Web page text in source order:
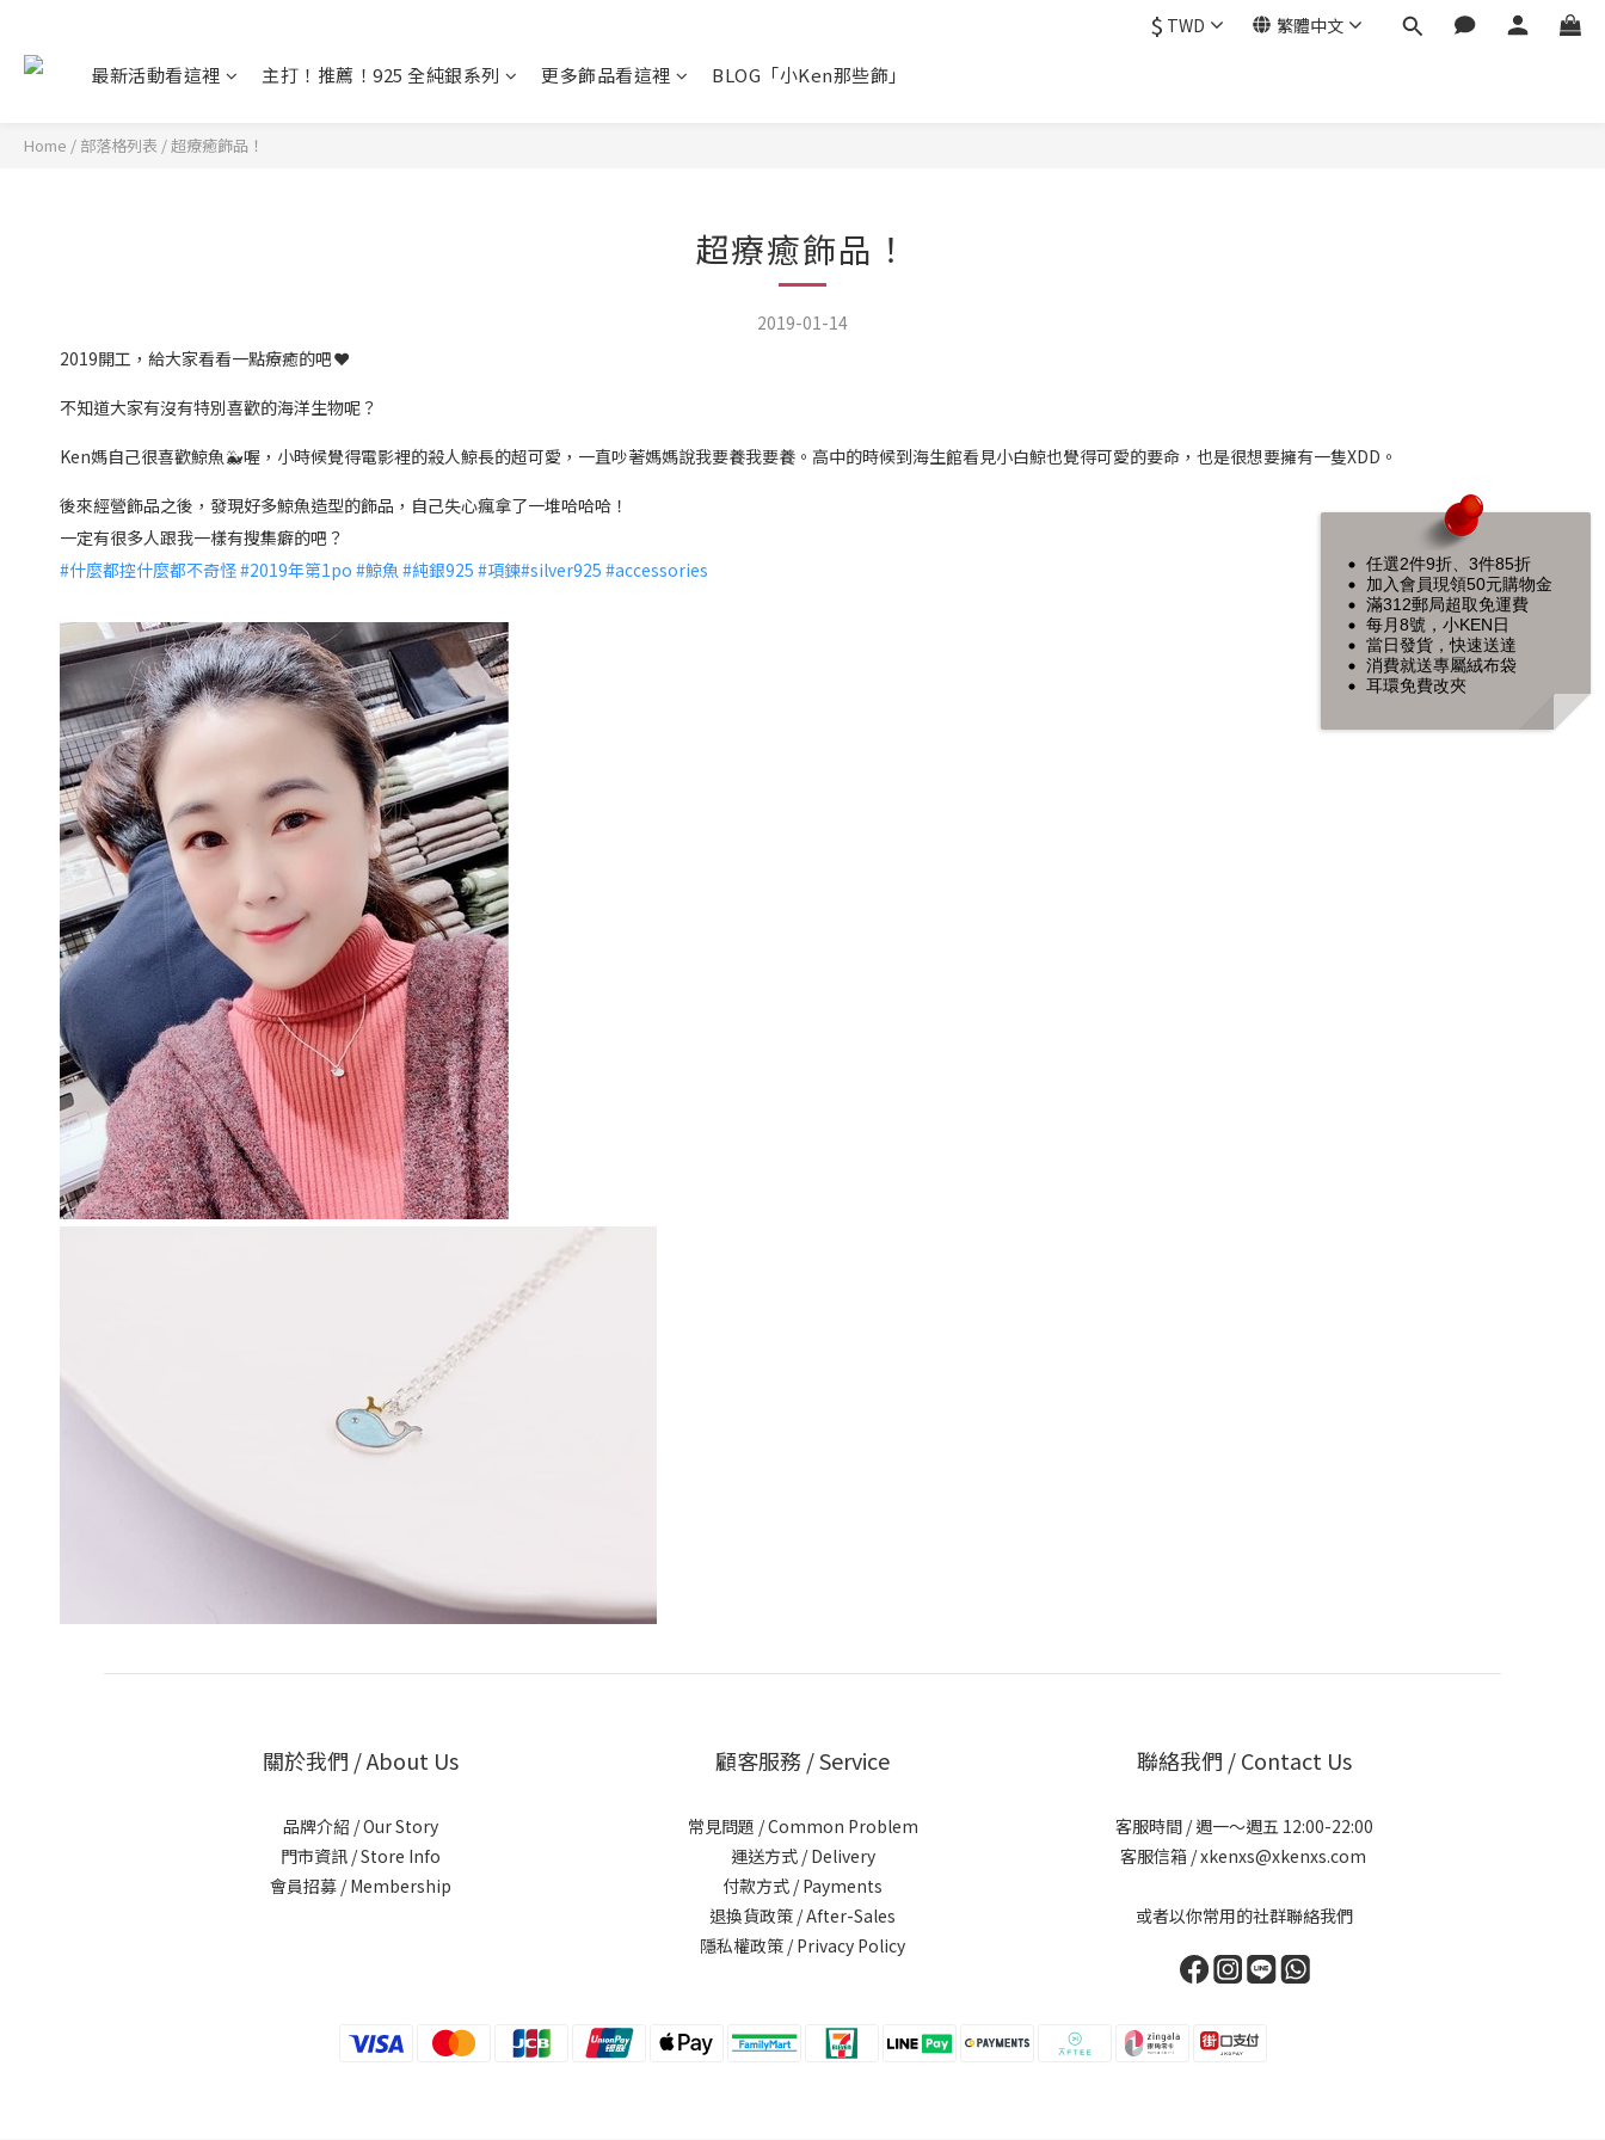
$ TWD 繁體中文
最新活動看這裡 主打！推薦！925 全純銀系列 更多飾品看這裡 BLOG「小Ken那些飾」
Home / 部落格列表 /超療癒飾品！
超療癒飾品！
2019-01-14
2019開工，給大家看看一點療癒的吧❤️
不知道大家有沒有特別喜歡的海洋生物呢？
Ken媽自己很喜歡鯨魚🐳喔，小時候覺得電影裡的殺人鯨長的超可愛，一直吵著媽媽說我要養我要養。高中的時候到海生館看見小白鯨也覺得可愛的要命，也是很想要擁有一隻XDD。
後來經營飾品之後，發現好多鯨魚造型的飾品，自己失心瘋拿了一堆哈哈哈！
一定有很多人跟我一樣有搜集癖的吧？
#什麼都控什麼都不奇怪#2019年第1po #鯨魚 #純銀925 #項鍊#silver925 #accessories
關於我們 / About Us
品牌介紹 / Our Story
門市資訊 / Store Info
會員招募 / Membership
顧客服務 / Service
常見問題 / Common Problem
運送方式 / Delivery
付款方式 / Payments
退換貨政策 / After-Sales
隱私權政策 / Privacy Policy
聯絡我們 / Contact Us
客服時間 / 週一～週五 12:00-22:00
客服信箱 / xkenxs@xkenxs.com
或者以你常用的社群聯絡我們
任選2件9折、3件85折
加入會員現領50元購物金
滿312郵局超取免運費
每月8號，小KEN日
當日發貨，快速送達
消費就送專屬絨布袋
耳環免費改夾